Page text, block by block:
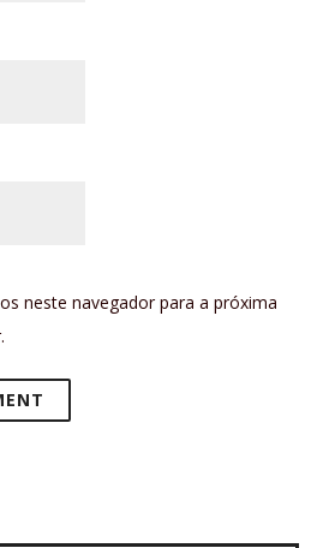
neste navegador para a próxima